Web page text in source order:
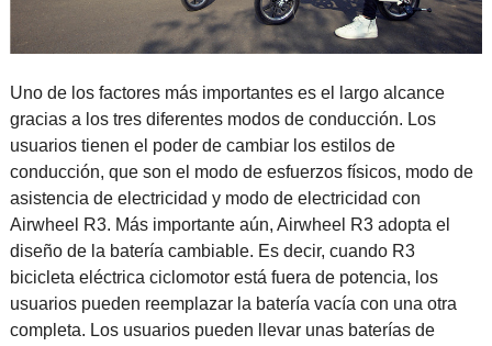
Uno de los factores más importantes es el largo alcance
gracias a los tres diferentes modos de conducción. Los
usuarios tienen el poder de cambiar los estilos de
conducción, que son el modo de esfuerzos físicos, modo de
asistencia de electricidad y modo de electricidad con
Airwheel R3. Más importante aún, Airwheel R3 adopta el
diseño de la batería cambiable. Es decir, cuando R3
bicicleta eléctrica ciclomotor está fuera de potencia, los
usuarios pueden reemplazar la batería vacía con una otra
completa. Los usuarios pueden llevar unas baterías de